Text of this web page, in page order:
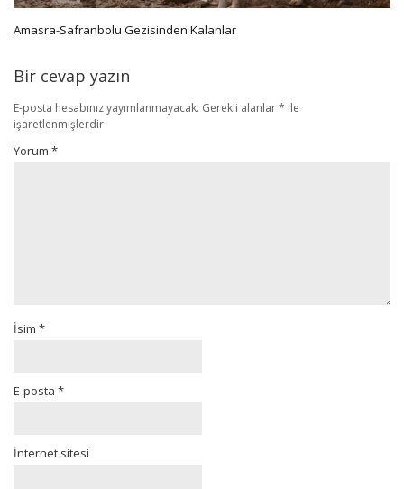
Amasra-Safranbolu Gezisinden Kalanlar
Bir cevap yazın
E-posta hesabınız yayımlanmayacak. Gerekli alanlar* ile
işaretlenmişlerdir
Yorum *
İsim *
E-posta *
İnternet sitesi